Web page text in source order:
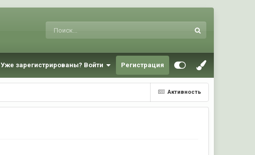
Уже зарегистрированы? Войти Регистрация
Активность